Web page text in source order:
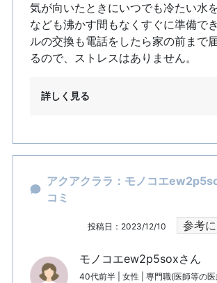
気が向いたときにいつでも冷たい水
なども沸かす間もなくすぐに準備で
ルの交換も電話をしたら家の前まで
るので、ストレスはありません。
詳しく見る
アクアクララ：モノコエ
コミ
投稿日：2023/12/10 参考
モノコエew2p5soxさん
40代前半 | 女性 | 専門職(医師等の